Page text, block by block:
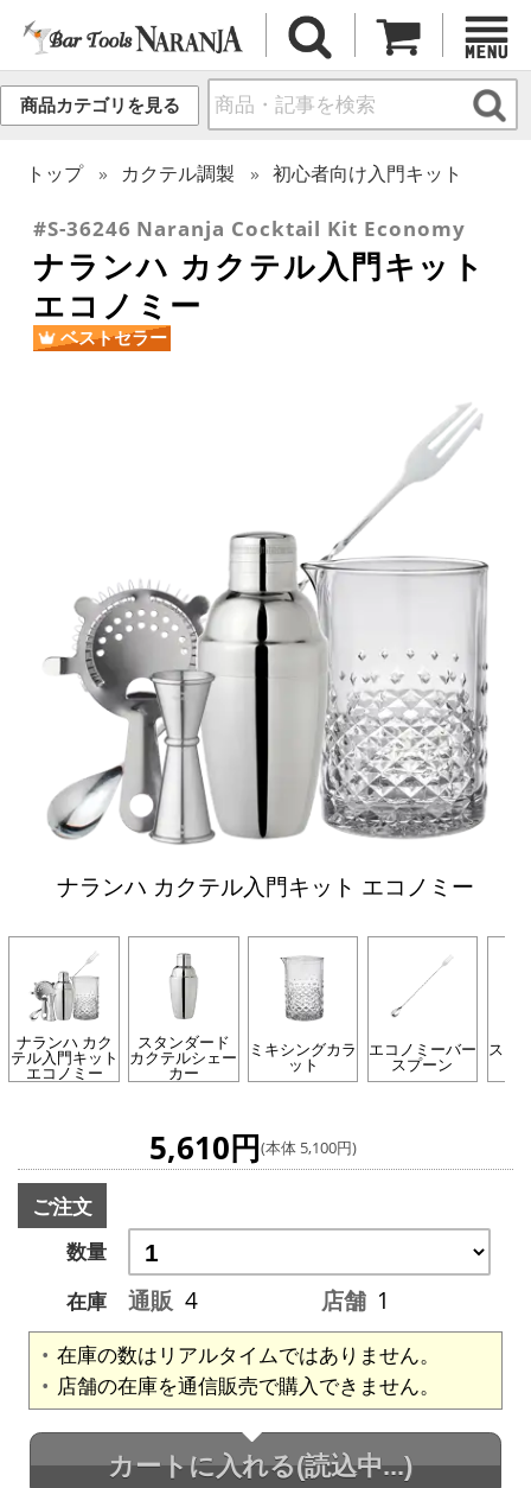
商品カテゴリを見る
トップ カクテル調製 初心者向け入門キット
#S-36246 Naranja Cocktail Kit Economy
ナランハ カクテル入門キット
エコノミー
ベストセラー
ナランハ カクテル入門キット エコノミー
ナランハ カク
テル入門キット
エコノミー
スタンダード
カクテルシェー
カー
ミキシングカラ
ット
エコノミーバー
スプーン
スト
5,610円(本体 5,100円)
ご注文
数量
在庫
通販 4 店舗 1
在庫の数はリアルタイムではありません。
店舗の在庫を通信販売で購入できません。
カートに入れる(読込中...)